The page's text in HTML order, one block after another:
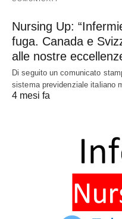
Nursing Up:
fuga. Canada e
alle nostre
Di seguito un comunicato
sistema previdenziale italiano
4 mesi fa